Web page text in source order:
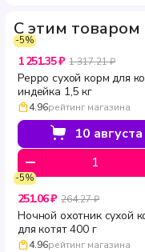
С этим
-5%
1 251.35 ₽ 1 317.21 ₽
Peppo сухой корм для
индейка 1,5 кг
4.96рейтинг магазина
10 августа
-5%
251.06 ₽ 264.27 ₽
Ночной охотник сухой
для котят 400 г
4.96рейтинг магазина